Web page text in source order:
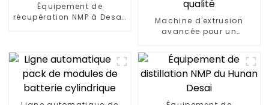
Équipement de
récupération NMP à Desai,
Machine d'extrusion
avancée pour un